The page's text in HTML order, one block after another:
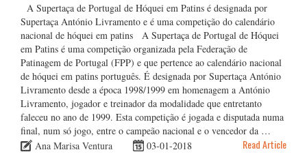
A Supertaça de Portugal de Hóquei em Patins é designada por
Supertaça António Livramento e é uma competição do calendário
nacional de hóquei em patins A Supertaça de Portugal de Hóquei
em Patins é uma competição organizada pela Federação de
Patinagem de Portugal (FPP) e que pertence ao calendário nacional
de hóquei em patins português. É designada por Supertaça António
Livramento desde a época 1998/1999 em homenagem a António
Livramento, jogador e treinador da modalidade que entretanto
faleceu no ano de 1999. Esta competição é jogada e disputada numa
final, num só jogo, entre o campeão nacional e o vencedor da …
Ana Marisa Ventura
03-01-2018 Read Article